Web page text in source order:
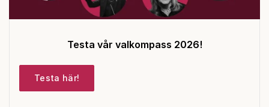
Testa vår valkompass 2026!
Testa här!